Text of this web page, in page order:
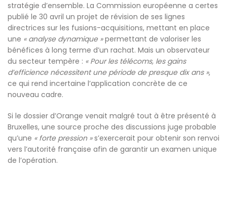
stratégie d’ensemble. La Commission européenne a certes
publié le 30 avril un projet de révision de ses lignes
directrices sur les fusions-acquisitions, mettant en place
une « analyse dynamique »permettant de valoriser les
bénéfices à long terme d’un rachat. Mais un observateur
du secteur tempère : « Pour les télécoms, les gains
d’efficience nécessitent une période de presque dix ans »,
ce qui rend incertaine l’application concrète de ce
nouveau cadre.
Si le dossier d’Orange venait malgré tout à être présenté à
Bruxelles, une source proche des discussions juge probable
qu’une « forte pression »s’exercerait pour obtenir son renvoi
vers l’autorité française afin de garantir un examen unique
de l’opération.